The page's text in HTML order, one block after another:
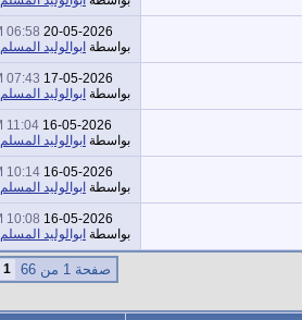
20-05-2026
06:58 PM
بواسطة ابوالوليد المسلم
17-05-2026
07:43 PM
بواسطة ابوالوليد المسلم
16-05-2026
11:04 PM
بواسطة ابوالوليد المسلم
16-05-2026
10:14 PM
بواسطة ابوالوليد المسلم
16-05-2026
10:08 PM
بواسطة ابوالوليد المسلم
صفحة 1 من 66 1